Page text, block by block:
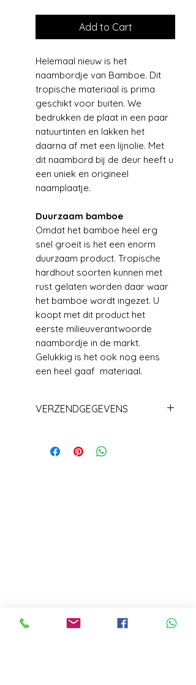
Add to Cart
Helemaal nieuw is het
naambordje van Bamboe. Dit
tropische materiaal is prima
geschikt voor buiten. We
bedrukken de plaat in een paar
natuurtinten en lakken het
daarna af met een lijnolie. Met
dit naambord bij de deur heeft u
een uniek en origineel
naamplaatje.
Duurzaam bamboe
Omdat het bamboe heel erg
snel groeit is het een enorm
duurzaam product. Tropische
hardhout soorten kunnen met
rust gelaten worden daar waar
het bamboe wordt ingezet. U
koopt met dit product het
eerste milieuverantwoorde
naambordje in de markt.
Gelukkig is het ook nog eens
een heel gaaf materiaal.
VERZENDGEGEVENS